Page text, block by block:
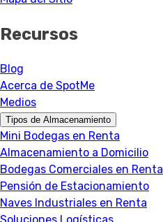
Recursos
Blog
Acerca de SpotMe
Medios
Tipos de Almacenamiento
Mini Bodegas en Renta
Almacenamiento a Domicilio
Bodegas Comerciales en Renta
Pensión de Estacionamiento
Naves Industriales en Renta